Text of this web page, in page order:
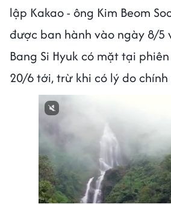
lập Kakao - ông Kim Beom
được ban hành vào ngày 8/5
Bang Si Hyuk có mặt tại
20/6 tới, trừ khi có lý do